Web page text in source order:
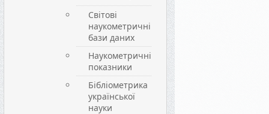
Світові
наукометричні
бази даних
Наукометричні
показники
Бібліометрика
української
науки